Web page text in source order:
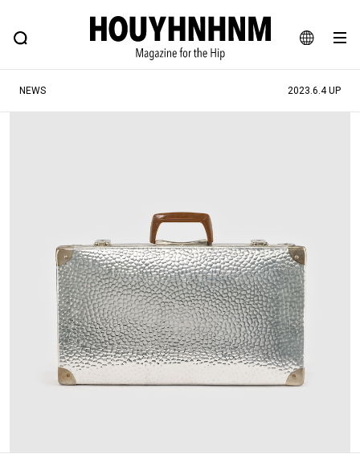
JA
EN
FEATURE BLOG SNAP
ヒップなファッション、カルチャー、ライフスタイルWEBマガジン
#マイナーグッド図鑑
#路地裏てぃーん。 #MONTHLY JOURNAL
#GH 銘品の所以 #フイナムのYouTube
#Commune H #FOCUS IT #AH.H
#ととけん #FASHION #MUSIC #MOVIE
#LIFESTYLE #SNEAKER #OUTDOOR
#SPORTS #HANDSOME HANDBOOK
NEWS 2023.6.4 UP